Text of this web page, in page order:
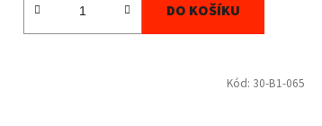
DO KOŠÍKU
Kód: 30-B1-065